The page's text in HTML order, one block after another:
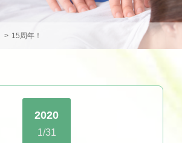
> 15周年！
2020
1/31